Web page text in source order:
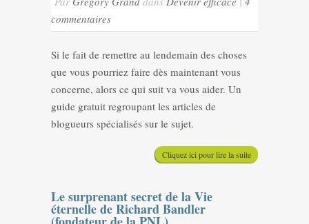
commentaires
Si le fait de remettre au lendemain des choses
que vous pourriez faire dès maintenant vous
concerne, alors ce qui suit va vous aider. Un
guide gratuit regroupant les articles de
blogueurs spécialisés sur le sujet.
Cliquez ici pour lire la suite
Le surprenant secret de la Vie
éternelle de Richard Bandler